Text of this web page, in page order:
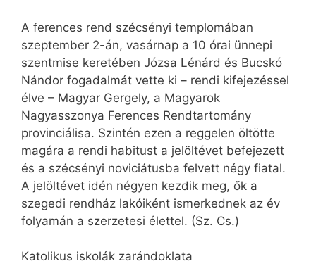
A ferences rend szécsényi templomában
szeptember 2-án, vasárnap a 10 órai ünnepi
szentmise keretében Józsa Lénárd és Bucskó
Nándor fogadalmát vette ki – rendi kifejezéssel
élve – Magyar Gergely, a Magyarok
Nagyasszonya Ferences Rendtartomány
provinciálisa. Szintén ezen a reggelen öltötte
magára a rendi habitust a jelöltévet befejezett
és a szécsényi noviciátusba felvett négy fiatal.
A jelöltévet idén négyen kezdik meg, ők a
szegedi rendház lakóiként ismerkednek az év
folyamán a szerzetesi élettel. (Sz. Cs.)
Katolikus iskolák zarándoklata